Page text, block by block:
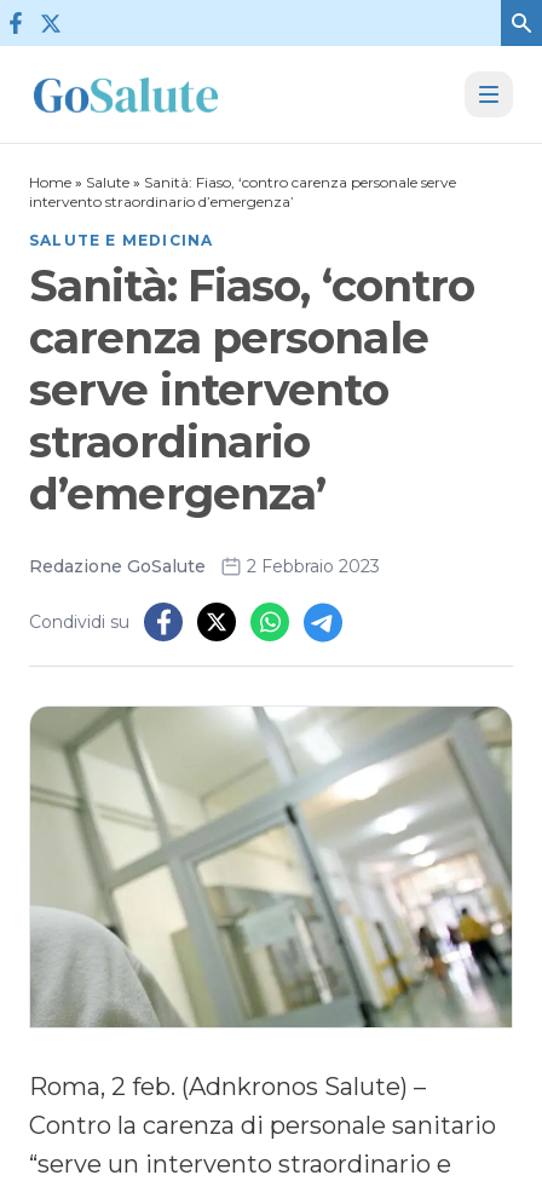
Vai al contenuto
Home » Salute » Sanità: Fiaso, ‘contro carenza personale serve
intervento straordinario d’emergenza’
SALUTE E MEDICINA
Sanità: Fiaso, ‘contro
carenza personale
serve intervento
straordinario
d’emergenza’
Redazione GoSalute 2 Febbraio 2023
Condividi su
Roma, 2 feb. (Adnkronos Salute) –
Contro la carenza di personale sanitario
“serve un intervento straordinario e